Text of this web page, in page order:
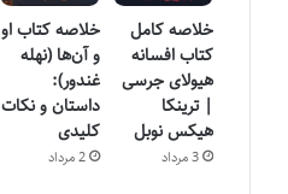
خلاصه کامل
کتاب افسانه
هیولای جرسی
| ترینکا
هیکس نوبل
3 مرداد
خلاصه کتاب او
و آن‌ها (نهله
غندور):
داستان و نکات
کلیدی
2 مرداد